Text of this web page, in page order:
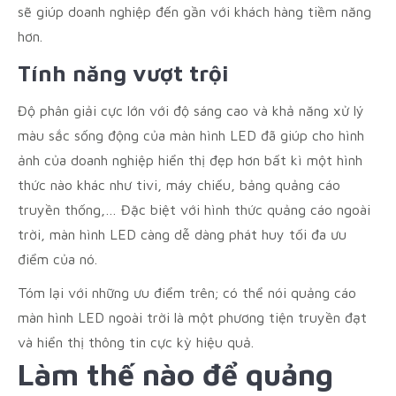
sẽ giúp doanh nghiệp đến gần với khách hàng tiềm năng
hơn.
Tính năng vượt trội
Độ phân giải cực lớn với độ sáng cao và khả năng xử lý
màu sắc sống động của màn hình LED đã giúp cho hình
ảnh của doanh nghiệp hiển thị đẹp hơn bất kì một hình
thức nào khác như tivi, máy chiếu, bảng quảng cáo
truyền thống,… Đặc biệt với hình thức quảng cáo ngoài
trời, màn hình LED càng dễ dàng phát huy tối đa ưu
điểm của nó.
Tóm lại với những ưu điểm trên; có thể nói quảng cáo
màn hình LED ngoài trời là một phương tiện truyền đạt
và hiển thị thông tin cực kỳ hiệu quả.
Làm thế nào để quảng